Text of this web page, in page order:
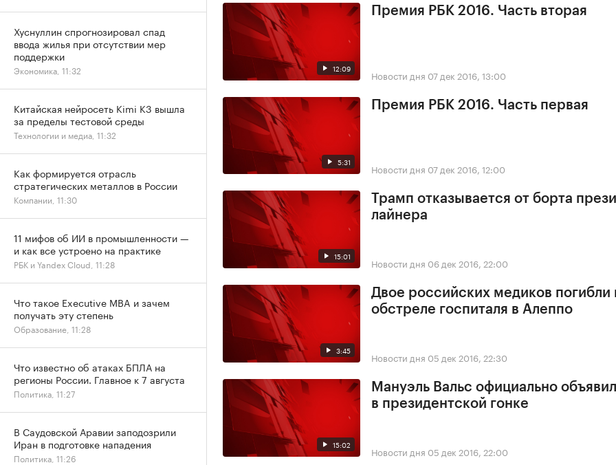
12:09
Премия РБК 2016. Часть вторая
Новости дня 07 дек 2016, 13:00
5:31
Премия РБК 2016. Часть первая
Новости дня 07 дек 2016, 12:00
15:01
Трамп отказывается от борта
лайнера
Новости дня 06 дек 2016, 22:00
3:45
Двое российских медиков погибли
обстреле госпиталя в Алеппо
Новости дня 05 дек 2016, 22:30
15:02
Мануэль Вальс официально
в президентской гонке
Новости дня 05 дек 2016, 22:00
Хуснуллин спрогнозировал спад
ввода жилья при отсутствии мер
поддержки
Экономика, 11:32
Китайская нейросеть Kimi K3 вышла
за пределы тестовой среды
Технологии и медиа, 11:32
Как формируется отрасль
стратегических металлов в России
Компании, 11:30
11 мифов об ИИ в промышленности —
и как все устроено на практике
РБК и Yandex Cloud, 11:28
Что такое Executive MBA и зачем
получать эту степень
Образование, 11:28
Что известно об атаках БПЛА на
регионы России. Главное к 7 августа
Политика, 11:27
В Саудовской Аравии заподозрили
Иран в подготовке нападения
Политика, 11:26